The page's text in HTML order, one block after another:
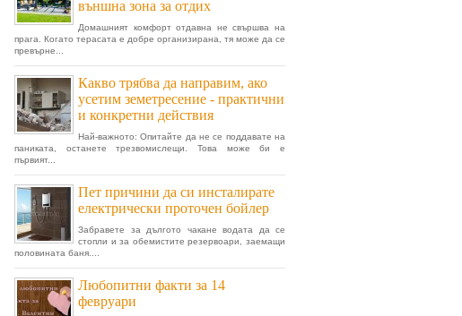
външна зона за отдих
Домашният комфорт отдавна не свършва на
прага. Когато терасата е добре организирана, тя може да се
превърне...
Какво трябва да направим, ако
усетим земетресение - практични
и конкретни действия
Най-важното: Опитайте да не се поддавате на
паниката, останете трезвомислещи. Това може би е
първият...
Пет причини да си инсталирате
електрически проточен бойлер
Забравете за дългото чакане водата да се
стопли и за обемистите резервоари, заемащи
половината баня....
Любопитни факти за 14
февруари